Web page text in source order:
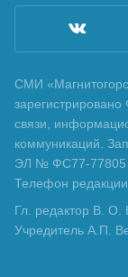
СМИ
связи,
коммуникаций.
ЭЛ № ФС77-77805
Телефон
Гл. редактор В. О.
Учредитель А.П.